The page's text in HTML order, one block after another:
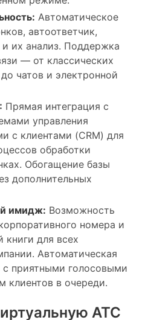
Автоматическое
автоответчик,
и их анализ. Поддержка
— от классических
чатов и электронной
Прямая интеграция с
управления
с клиентами (CRM) для
обработки
Обогащение базы
дополнительных
имидж: Возможность
номера и
книги для всех
Автоматическая
с приятными голосовыми
клиентов в очереди.
АТС